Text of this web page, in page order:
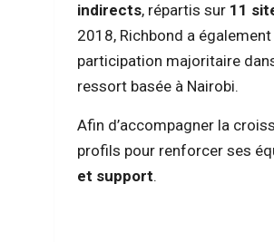
indirects, répartis sur 11
2018, Richbond a
participation majoritaire
ressort basée à Nairobi.
Afin d’accompagner la
profils pour renforcer ses
et support.